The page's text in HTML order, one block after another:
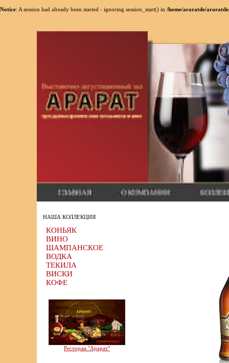
Notice: A session had already been started - ignoring session_start() in /home/araratde/
НАША КОЛЛЕКЦИЯ
КОНЬЯК
ВИНО
ШАМПАНСКОЕ
ВОДКА
ТЕКИЛА
ВИСКИ
КОФЕ
Ресторан "Арарат"